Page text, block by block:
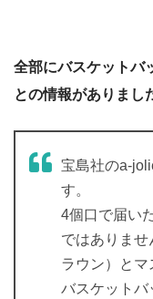
全部にバスケットバ
との情報がありまし
宝島社のa-
す。
4個口で届い
ではありま
ラウン）とマ
バスケット